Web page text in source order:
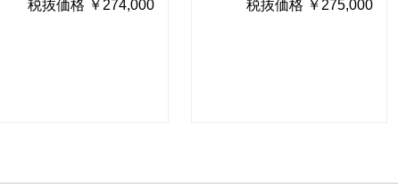
税抜価格 ￥274,000
税抜価格 ￥275,000